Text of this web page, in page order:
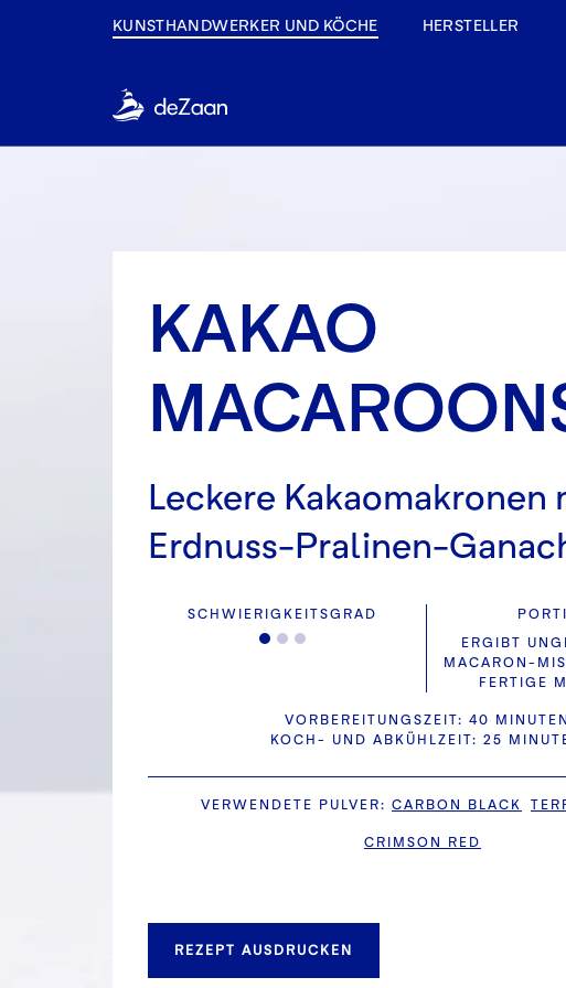
KUNSTHANDWERKER UND KÖCHE HERSTELLER
KAKAO
Leckere Kakaomakronen
Erdnuss-Pralinen-
SCHWIERIGKEITSGRAD
ERGIBT
MACARON-
FERTIGE
VORBEREITUNGSZEIT: 40 MINUTEN
KOCH- UND ABKÜHLZEIT: 25
VERWENDETE PULVER: CARBON BLACK
CRIMSON RED
REZEPT AUSDRUCKEN